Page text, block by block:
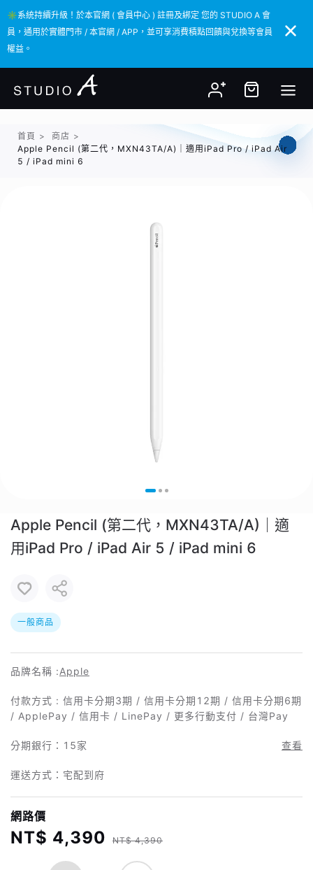
✳️系統持續升級！於本官網 ( 會員中心 ) 註冊及綁定 您的 STUDIO A 會
員，通用於實體門市 / 本官網 / APP，並可享消費積點回饋與兌換等會員
權益。
✳️系統持續升級！於本官網 ( 會員中心 ) 註冊及綁定 您的 STUDIO A 會
員，通用於實體門市 / 本官網 / APP，並可享消費積點回饋與兌換等會員
權益。
首頁 > 商店 >
Apple Pencil (第二代，MXN43TA/A)｜適用iPad Pro / iPad Air
5 / iPad mini 6
Apple Pencil (第二代，MXN43TA/A)｜適
用iPad Pro / iPad Air 5 / iPad mini 6
一般商品
品牌名稱 :Apple
付款方式 : 信用卡分期3期 / 信用卡分期12期 / 信用卡分期6期
/ ApplePay / 信用卡 / LinePay / 更多行動支付 / 台灣Pay
分期銀行： 15家 查看
運送方式：宅配到府
網路價
NT$ 4,390 NT$ 4,390